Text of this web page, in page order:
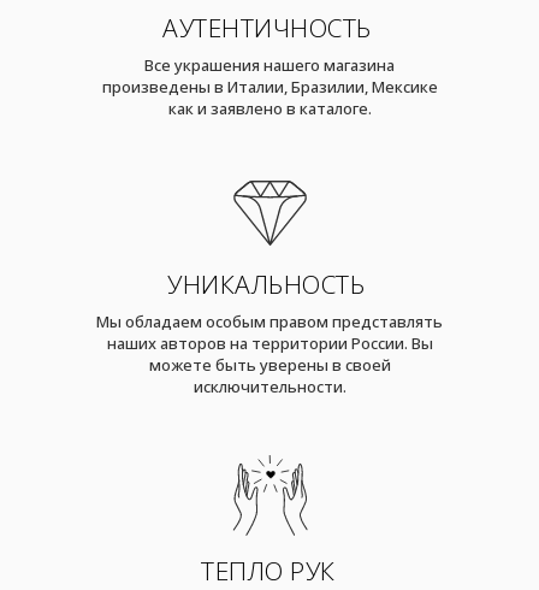
АУТЕНТИЧНОСТЬ
Все украшения нашего магазина
произведены в Италии, Бразилии, Мексике
как и заявлено в каталоге.
УНИКАЛЬНОСТЬ
Мы обладаем особым правом представлять
наших авторов на территории России. Вы
можете быть уверены в своей
исключительности.
ТЕПЛО РУК